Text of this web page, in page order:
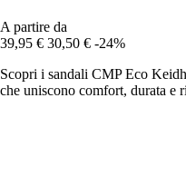
A partire da
39,95 € 30,50 € -24%
Scopri i sandali CMP Eco
che uniscono comfort, durata e